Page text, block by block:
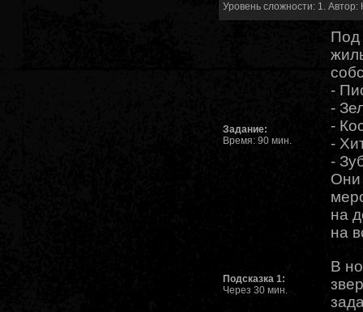
Уровень сложности: 1. Автор:
Задание:
Время: 90 мин.
Под
-
-
-
-
-
Они
на
на
Подсказка 1:
Через 30 мин.
В